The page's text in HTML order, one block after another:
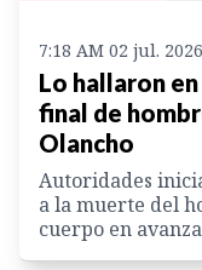
7:18 AM 02 jul. 2026
Lo hallaron
final de
Olancho
Autoridades
a la muerte del
cuerpo en